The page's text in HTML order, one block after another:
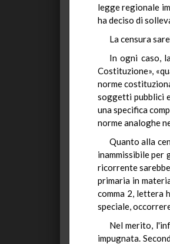
legge regionale
ha deciso di
La censura
In ogni caso,
Costituzione»,
norme
soggetti pubblici
una specifica
norme analoghe
Quanto alla
inammissibile per
ricorrente
primaria in
comma 2, lettera
speciale,
Nel merito,
impugnata.